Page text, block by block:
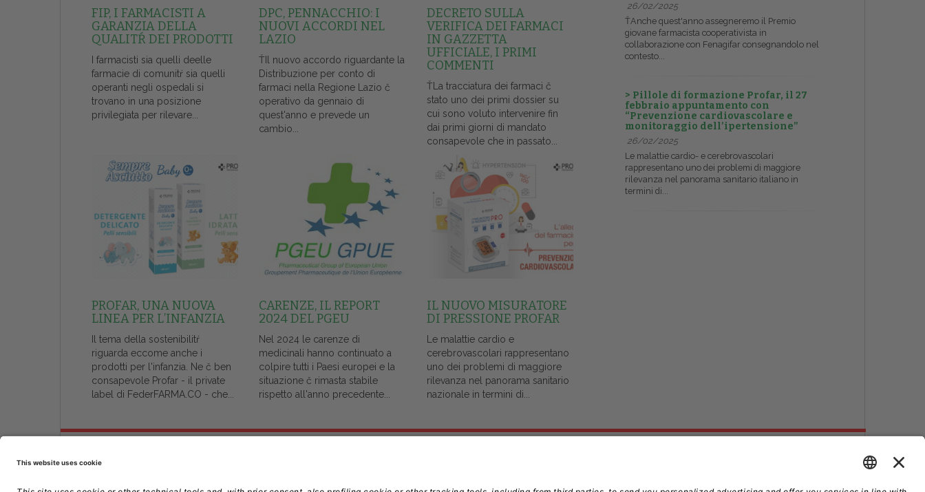
FIP, I FARMACISTI A
GARANZIA DELLA
QUALITŔ DEI PRODOTTI
I farmacisti sia quelli deelle
farmacie di comunitŕ sia quelli
operanti negli ospedali si
trovano in una posizione
privilegiata per rilevare...
DPC, PENNACCHIO: I
NUOVI ACCORDI NEL
LAZIO
ŤIl nuovo accordo riguardante la
Distribuzione per conto di
farmaci nella Regione Lazio č
operativo da gennaio di
quest'anno e prevede un
cambio...
DECRETO SULLA
VERIFICA DEI FARMACI
IN GAZZETTA
UFFICIALE, I PRIMI
COMMENTI
ŤLa tracciatura dei farmaci č
stato uno dei primi dossier su
cui sono voluto intervenire fin
dai primi giorni di mandato
consapevole che in passato...
PROFAR, UNA NUOVA
LINEA PER L’INFANZIA
Il tema della sostenibilitŕ
riguarda eccome anche i
prodotti per l'infanzia. Ne č ben
consapevole Profar - il private
label di FederFARMA.CO - che...
CARENZE, IL REPORT
2024 DEL PGEU
Nel 2024 le carenze di
medicinali hanno continuato a
colpire tutti i Paesi europei e la
situazione č rimasta stabile
rispetto all'anno precedente...
IL NUOVO MISURATORE
DI PRESSIONE PROFAR
Le malattie cardio e
cerebrovascolari rappresentano
uno dei problemi di maggiore
rilevanza nel panorama sanitario
nazionale in termini di...
26/02/2025
ŤAnche quest'anno assegneremo il Premio
giovane farmacista cooperativista in
collaborazione con Fenagifar consegnandolo nel
contesto...
> Pillole di formazione Profar, il 27
febbraio appuntamento con
“Prevenzione cardiovascolare e
monitoraggio dell’ipertensione”
26/02/2025
Le malattie cardio- e cerebrovascolari
rappresentano uno dei problemi di maggiore
rilevanza nel panorama sanitario italiano in
termini di...